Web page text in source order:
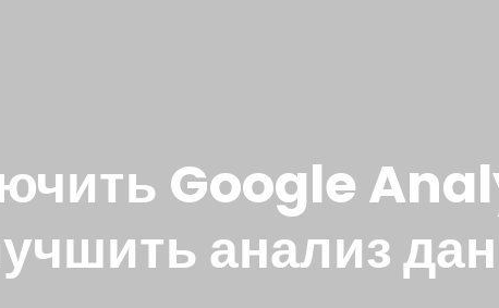
Google
анализ